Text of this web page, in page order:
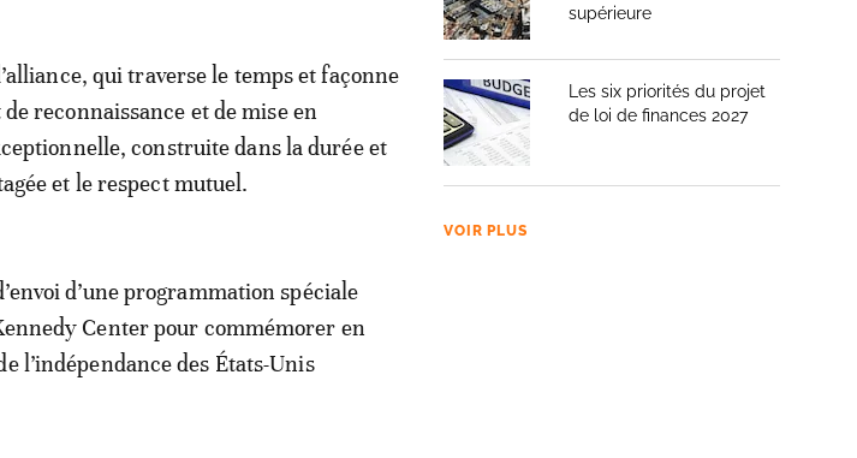
qui traverse le temps et façonne
reconnaissance et de mise en
construite dans la durée et
et le respect mutuel.
d’une programmation spéciale
Center pour commémorer en
l’indépendance des États-Unis
supérieure
Les six priorités du projet
de loi de finances 2027
VOIR PLUS